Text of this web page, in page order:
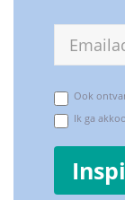
E-
mailadres
Ook
Ik ga